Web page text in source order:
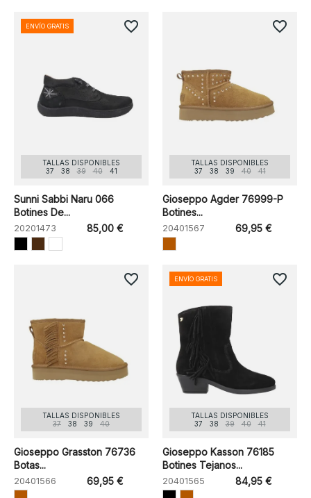
TALLAS DISPONIBLES
37
38 39 40 41
Sunni Sabbi Naru 066
Botines De...
20201473 85,00 €
ENVÍO GRATIS favorite_border
TALLAS DISPONIBLES
37
38 39 40 41
Gioseppo Agder 76999-P
Botines...
20401567 69,95 €
favorite_border
TALLAS DISPONIBLES
37
38 39 40
Gioseppo Grasston 76736
Botas...
20401566 69,95 €
favorite_border
TALLAS DISPONIBLES
37
38 39 40 41
Gioseppo Kasson 76185
Botines Tejanos...
20401565 84,95 €
ENVÍO GRATIS favorite_border